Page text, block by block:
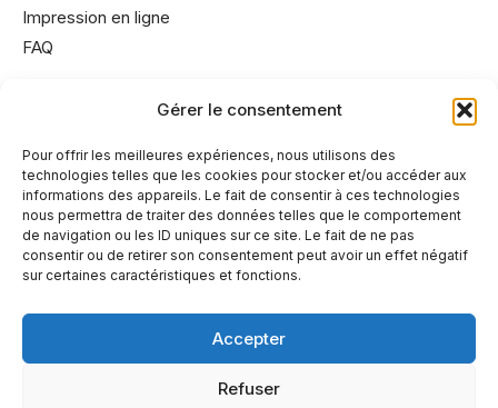
Gérer le consentement
Pour offrir les meilleures expériences, nous utilisons des
technologies telles que les cookies pour stocker et/ou accéder aux
informations des appareils. Le fait de consentir à ces technologies
nous permettra de traiter des données telles que le comportement
de navigation ou les ID uniques sur ce site. Le fait de ne pas
consentir ou de retirer son consentement peut avoir un effet négatif
sur certaines caractéristiques et fonctions.
Accepter
Refuser
Impression en ligne
FAQ
Informations utiles
Conditions générales de vente
Mentions légales
Politique de cookies
Politique de confidentialité
A propos